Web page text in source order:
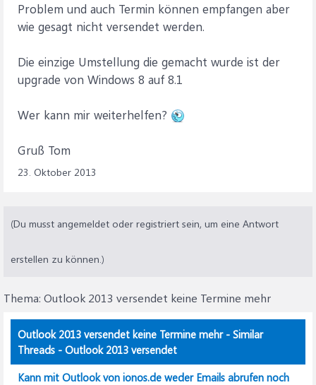
Problem und auch Termin können empfangen aber
wie gesagt nicht versendet werden.
Die einzige Umstellung die gemacht wurde ist der
upgrade von Windows 8 auf 8.1
Wer kann mir weiterhelfen?
Gruß Tom
23. Oktober 2013
(Du musst angemeldet oder registriert sein, um eine Antwort
erstellen zu können.)
Thema: Outlook 2013 versendet keine Termine mehr
Outlook 2013 versendet keine Termine mehr - Similar
Threads - Outlook 2013 versendet
Kann mit Outlook von ionos.de weder Emails abrufen noch